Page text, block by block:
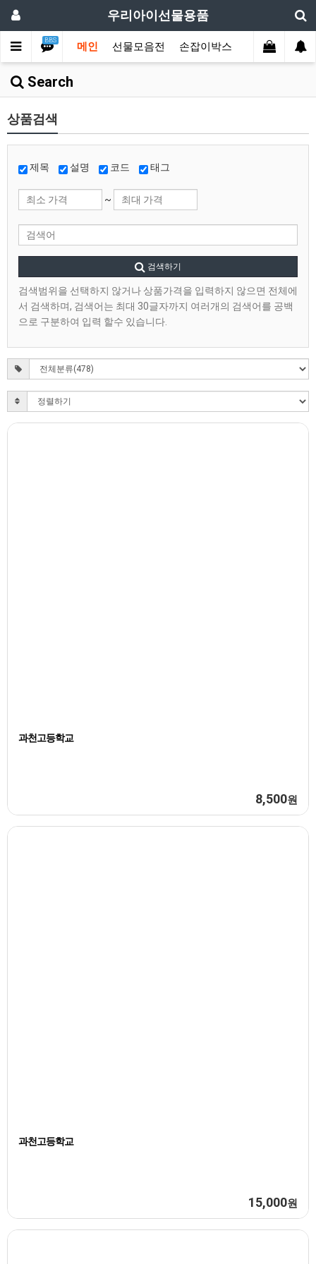
우리아이선물용품
BBS
메인 선물모음전 손잡이박스 디자인박스
Search
상품검색
제목 설명 코드 태그
~
검색하기
검색범위을 선택하지 않거나 상품가격을 입력하지 않으면 전체에
서 검색하며, 검색어는 최대 30글자까지 여러개의 검색어를 공백
으로 구분하여 입력 할수 있습니다.
과천고등학교
8,500원
과천고등학교
15,000원